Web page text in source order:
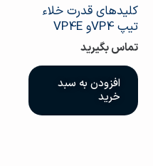
کلیدهای قدرت خلاء
تیپ VP4و VP4E
تماس بگیرید
افزودن به سبد
خرید